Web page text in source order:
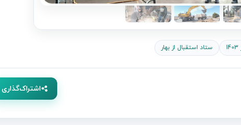
ستاد استقبال از بهار
اشتراک‌گذاری